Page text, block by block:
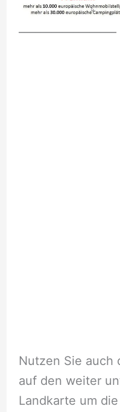
Nutzen Sie auch
auf den weiter
Landkarte um